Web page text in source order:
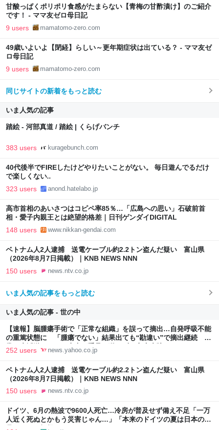
甘酸っぱくポリポリ食感がたまらない【青梅の甘酢漬け】のご紹介
です！ - ママ友ゼロ母日記
9 users mamatomo-zero.com
49歳いよいよ【閉経】らしい～更年期症状は出ている？ - ママ友ゼ
ロ母日記
9 users mamatomo-zero.com
同じサイトの新着をもっと読む
いま人気の記事
踏絵 - 河部真道 / 踏絵 | くらげバンチ
383 users kuragebunch.com
40代後半でFIREしたけどやりたいことがない。 毎日遊んでるだけ
で楽しくない..
323 users anond.hatelabo.jp
高市首相のあいさつはコピペ率85％…「広島への思い」石破前首
相・愛子内親王とは絶望的格差｜日刊ゲンダイDIGITAL
148 users www.nikkan-gendai.com
ベトナム人2人逮捕 送電ケーブル約2.2トン盗んだ疑い 富山県
（2026年8月7日掲載）｜KNB NEWS NNN
150 users news.ntv.co.jp
いま人気の記事をもっと読む
いま人気の記事 - 世の中
【速報】脳腫瘍手術で「正常な組織」を誤って摘出…自発呼吸不能
の重篤状態に 「腫瘍でない」結果出ても“勘違い”で摘出継続 通
常の生活送っていた患者が手足も動かず 京大病院（MBSニュー
ス） - Yahoo!ニュース
252 users news.yahoo.co.jp
ベトナム人2人逮捕 送電ケーブル約2.2トン盗んだ疑い 富山県
（2026年8月7日掲載）｜KNB NEWS NNN
150 users news.ntv.co.jp
ドイツ、6月の熱波で9600人死亡…冷房が普及せず備え不足「一万
人近く死ぬとかもう災害じゃん…」「本来のドイツの夏は日本の10
月ぐらいの気候やからねえ」